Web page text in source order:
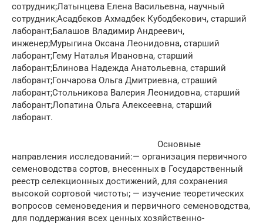
сотрудник;Латынцева Елена Васильевна, научный
сотрудник;Асадбеков Ахмадбек Кубодбекович, старший
лаборант;Балашов Владимир Андреевич,
инженер;Мурыгина Оксана Леонидовна, старший
лаборант;Гему Наталья Ивановна, старший
лаборант;Блинова Надежда Анатольевна, старший
лаборант;Гончарова Ольга Дмитриевна, страший
лаборант;Стольникова Валерия Леонидовна, старший
лаборант;Лопатина Ольга Алексеевна, старший
лаборант.
Основные
направления исследований:— организация первичного
семеноводства сортов, внесенных в Государственный
реестр селекционных достижений, для сохранения
высокой сортовой чистоты; — изучение теоретических
вопросов семеноведения и первичного семеноводства,
для поддержания всех ценных хозяйственно-